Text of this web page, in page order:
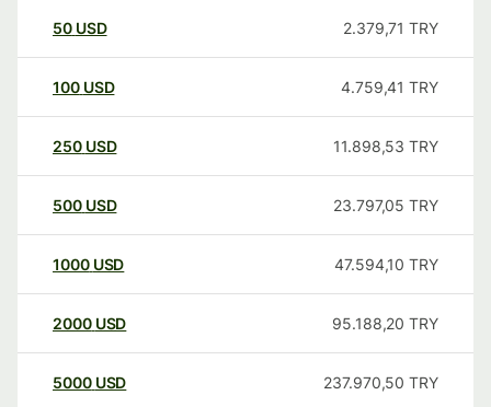
50 USD 2.379,71 TRY
100 USD 4.759,41 TRY
250 USD 11.898,53 TRY
500 USD 23.797,05 TRY
1000 USD 47.594,10 TRY
2000 USD 95.188,20 TRY
5000 USD 237.970,50 TRY